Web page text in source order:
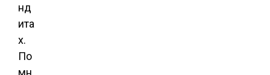
нд
ита
х.
По
мн